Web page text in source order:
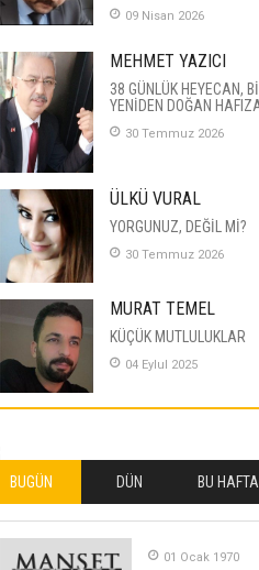
09 Nisan 2026
MEHMET YAZICI
38 GÜNLÜK HEYECAN,
YENİDEN DOĞAN
30 Temmuz 2026
ÜLKÜ VURAL
YORGUNUZ, DEĞİL Mİ?
30 Temmuz 2026
MURAT TEMEL
KÜÇÜK MUTLULUKLAR
04 Eylul 2025
26 Subat 2026
METİN ERTEM
YENİ HİCRİ YIL VE
BUGÜN DÜN BU HAFTA
01 Ocak 1970